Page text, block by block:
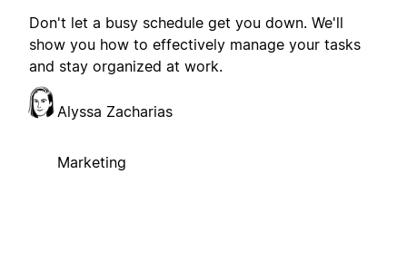
Don't let a busy schedule get you down. We'll
show you how to effectively manage your tasks
and stay organized at work.
Alyssa Zacharias
Marketing